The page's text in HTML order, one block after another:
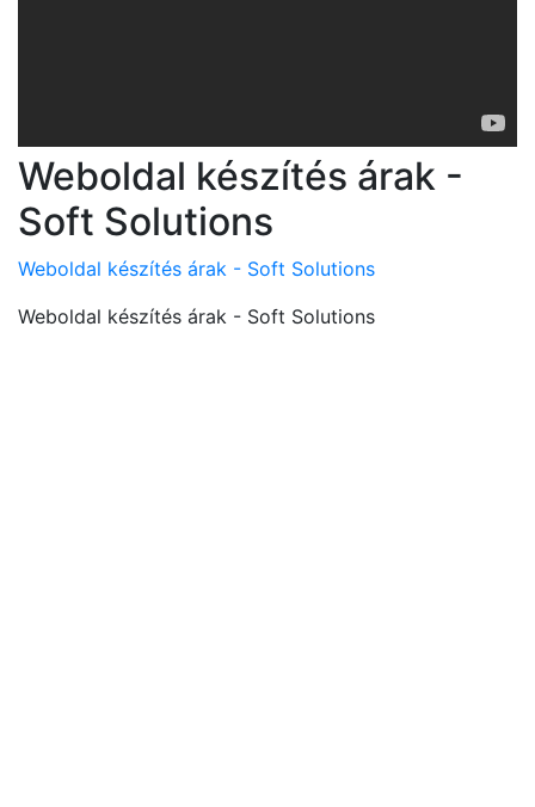
Weboldal készítés árak -
Soft Solutions
Weboldal készítés árak - Soft Solutions
Weboldal készítés árak - Soft Solutions